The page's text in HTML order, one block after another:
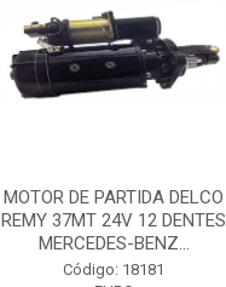
MOTOR DE PARTIDA DELCO
REMY 37MT 24V 12 DENTES
MERCEDES-BENZ...
Código: 18181